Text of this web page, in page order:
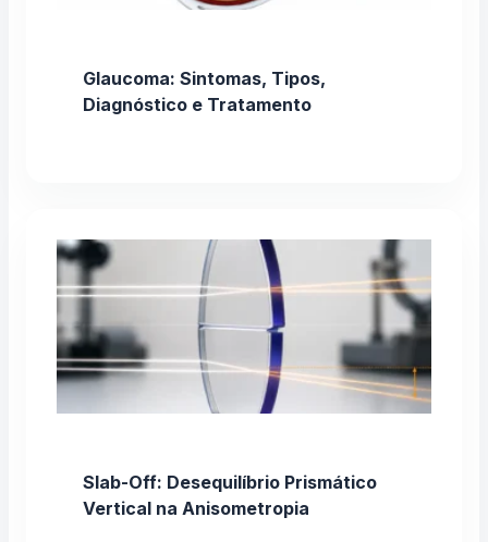
Glaucoma: Sintomas, Tipos,
Diagnóstico e Tratamento
Slab-Off: Desequilíbrio Prismático
Vertical na Anisometropia